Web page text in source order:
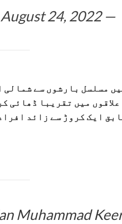
— Sanam Jamali🇵🇰 (@sana_J2)
August 24, 2022
مسلسل بارشوں سے شمالی
علاقوں میں تقریبا ڈھائی
ایک کروڑ سے زائد
Muhammad